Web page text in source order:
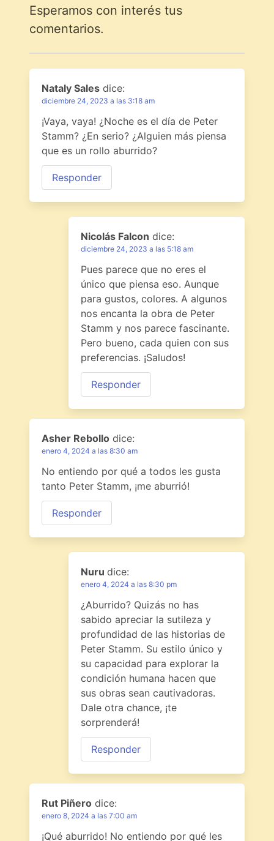
Esperamos con interés tus
comentarios.
Nataly Sales dice:
diciembre 24, 2023 a las 3:18 am
¡Vaya, vaya! ¿Noche es el día de Peter
Stamm? ¿En serio? ¿Alguien más piensa
que es un rollo aburrido?
Responder
Nicolás Falcon dice:
diciembre 24, 2023 a las 5:18 am
Pues parece que no eres el
único que piensa eso. Aunque
para gustos, colores. A algunos
nos encanta la obra de Peter
Stamm y nos parece fascinante.
Pero bueno, cada quien con sus
preferencias. ¡Saludos!
Responder
Asher Rebollo dice:
enero 4, 2024 a las 8:30 am
No entiendo por qué a todos les gusta
tanto Peter Stamm, ¡me aburrió!
Responder
Nuru dice:
enero 4, 2024 a las 8:30 pm
¿Aburrido? Quizás no has
sabido apreciar la sutileza y
profundidad de las historias de
Peter Stamm. Su estilo único y
su capacidad para explorar la
condición humana hacen que
sus obras sean cautivadoras.
Dale otra chance, ¡te
sorprenderá!
Responder
Rut Piñero dice:
enero 8, 2024 a las 7:00 am
¡Qué aburrido! No entiendo por qué les